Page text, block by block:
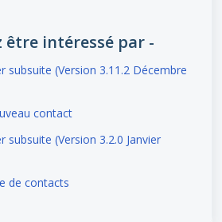
être intéressé par -
subsuite (Version 3.11.2 Décembre
contact
subsuite (Version 3.2.0 Janvier
de contacts